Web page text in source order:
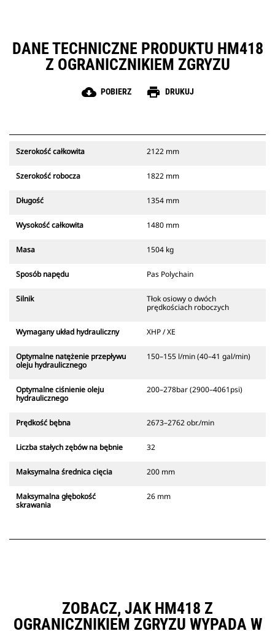
DANE TECHNICZNE PRODUKTU HM418
Z OGRANICZNIKIEM ZGRYZU
cloud_download POBIERZ print DRUKUJ
Szerokość całkowita 2122 mm
Szerokość robocza 1822 mm
Długość 1354 mm
Wysokość całkowita 1480 mm
Masa 1504 kg
Sposób napędu Pas Polychain
Silnik
Tłok osiowy o dwóch
prędkościach roboczych
Wymagany układ hydrauliczny XHP / XE
Optymalne natężenie przepływu
oleju hydraulicznego
150–155 l/min (40–41 gal/min)
Optymalne ciśnienie oleju
hydraulicznego
200–278bar (2900–4061psi)
Prędkość bębna 2673–2762 obr./min
Liczba stałych zębów na bębnie 32
Maksymalna średnica cięcia 200 mm
Maksymalna głębokość
skrawania
26 mm
ZOBACZ, JAK HM418 Z
OGRANICZNIKIEM ZGRYZU WYPADA W